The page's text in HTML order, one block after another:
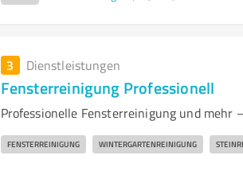
3 Dienstleistungen
Fensterreinigung Professionell
Professionelle Fensterreinigung und mehr
FENSTERREINIGUNG WINTERGARTENREINIGUNG